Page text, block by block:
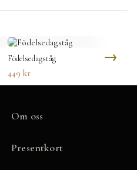
Födelsedagståg
449 kr
Om oss
Presentkort